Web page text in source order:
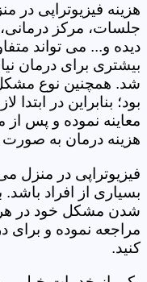
هزینه فیزیوتراپی در
جلسات، مرکز
دیده و... می تواند
بیشتری برای درمان
شد. همچنین نوع مشکل
بود؛ بنابراین در
معاینه نموده و پس
هزینه درمان به
فیزیوتراپی در منزل
بسیاری از افراد
شدن مشکل خود در هر
مراجعه نموده و برای
کنید.